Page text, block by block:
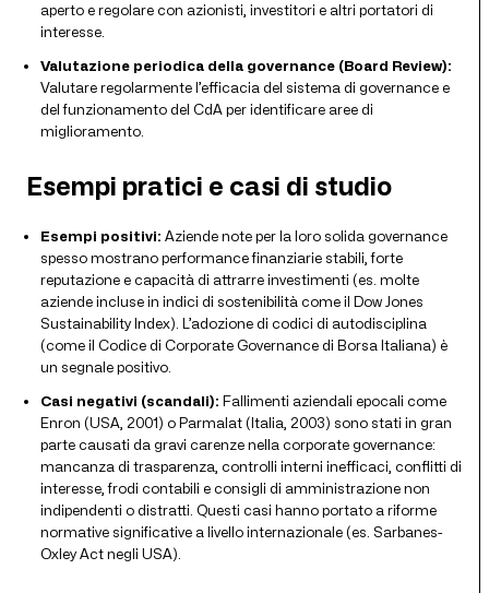
aperto e regolare con azionisti, investitori e altri portatori di
interesse.
Valutazione periodica della governance (Board Review):
Valutare regolarmente l’efficacia del sistema di governance e
del funzionamento del CdA per identificare aree di
miglioramento.
Esempi pratici e casi di studio
Esempi positivi: Aziende note per la loro solida governance
spesso mostrano performance finanziarie stabili, forte
reputazione e capacità di attrarre investimenti (es. molte
aziende incluse in indici di sostenibilità come il Dow Jones
Sustainability Index). L’adozione di codici di autodisciplina
(come il Codice di Corporate Governance di Borsa Italiana) è
un segnale positivo.
Casi negativi (scandali): Fallimenti aziendali epocali come
Enron (USA, 2001) o Parmalat (Italia, 2003) sono stati in gran
parte causati da gravi carenze nella corporate governance:
mancanza di trasparenza, controlli interni inefficaci, conflitti di
interesse, frodi contabili e consigli di amministrazione non
indipendenti o distratti. Questi casi hanno portato a riforme
normative significative a livello internazionale (es. Sarbanes-
Oxley Act negli USA).